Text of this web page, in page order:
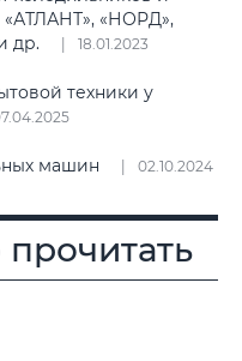
«НОРД»,
др.
18.01.2023
техники у
машин 02.10.2024